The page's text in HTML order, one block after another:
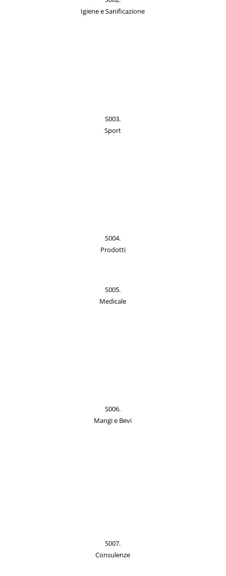
Igiene e Sanificazione
S003.
Sport
S004.
Prodotti
S005.
Medicale
S006.
Mangi e Bevi
S007.
Consulenze